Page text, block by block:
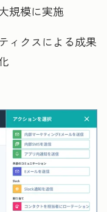
規模に実施
ィクスによる成果